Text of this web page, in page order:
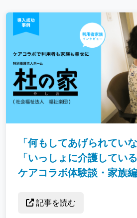
「何もしてあげられてい
「いっしょに介護してい
ケアコラボ体験談・家族編
記事を読む